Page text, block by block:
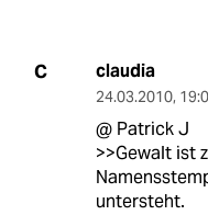
C claudia
24.03.2010,
@ Patrick J
>>Gewalt ist
untersteht.